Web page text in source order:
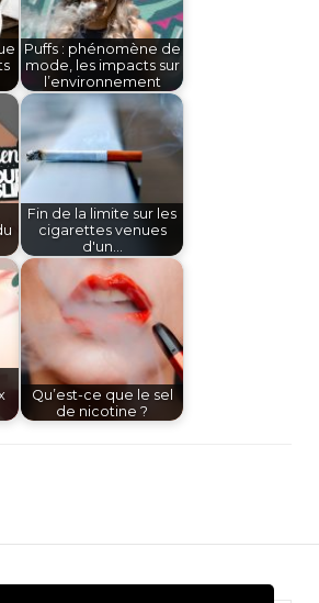
Puffs : phénomène de
mode, les impacts sur
l’environnement
Fin de la limite sur les
cigarettes venues
d'un…
Qu’est-ce que le sel
de nicotine ?